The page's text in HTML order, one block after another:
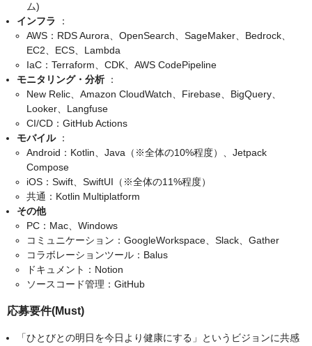
ム)
インフラ
：
AWS：RDS Aurora、OpenSearch、SageMaker、Bedrock、
EC2、ECS、Lambda
IaC：Terraform、CDK、AWS CodePipeline
モニタリング・分析：
New Relic、Amazon CloudWatch、Firebase、BigQuery、
Looker、Langfuse
CI/CD：GitHub Actions
モバイル：
Android：Kotlin、Java（※全体の10%程度）、Jetpack
Compose
iOS：Swift、SwiftUI（※全体の11%程度）
共通：Kotlin Multiplatform
その他
PC：Mac、Windows
コミュニケーション：GoogleWorkspace、Slack、Gather
コラボレーションツール：Balus
ドキュメント：Notion
ソースコード管理：GitHub
応募要件(Must)
「ひとびとの明日を今日より健康にする」というビジョンに共感